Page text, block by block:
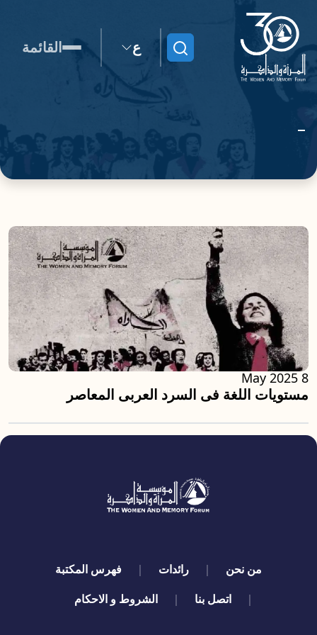
ابحث ع القائمة
مستويات اللغة فى السرد العربى المعاصر
8 May 2025
quick links
من نحن رائدات
فهرس المكتبة
اتصل بنا
الشروط و الاحكام